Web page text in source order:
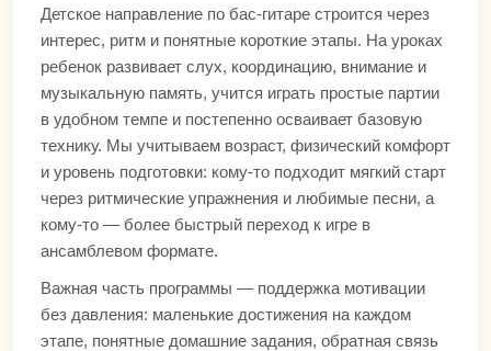
Детское направление по бас-гитаре строится через
интерес, ритм и понятные короткие этапы. На уроках
ребенок развивает слух, координацию, внимание и
музыкальную память, учится играть простые партии
в удобном темпе и постепенно осваивает базовую
технику. Мы учитываем возраст, физический комфорт
и уровень подготовки: кому-то подходит мягкий старт
через ритмические упражнения и любимые песни, а
кому-то — более быстрый переход к игре в
ансамблевом формате.
Важная часть программы — поддержка мотивации
без давления: маленькие достижения на каждом
этапе, понятные домашние задания, обратная связь